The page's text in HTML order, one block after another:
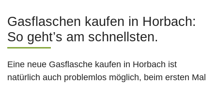
Gasflaschen kaufen in Horbach:
So geht’s am schnellsten.
Eine neue Gasflasche kaufen in Horbach ist
natürlich auch problemlos möglich, beim ersten Mal